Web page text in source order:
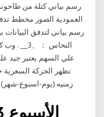
العمودية الصور مخطط
رسم بياني لتدفق البيانات
علي السهم يعتبر جيد
تظهر الحركة
زمنيه (يوم-اسبوع-